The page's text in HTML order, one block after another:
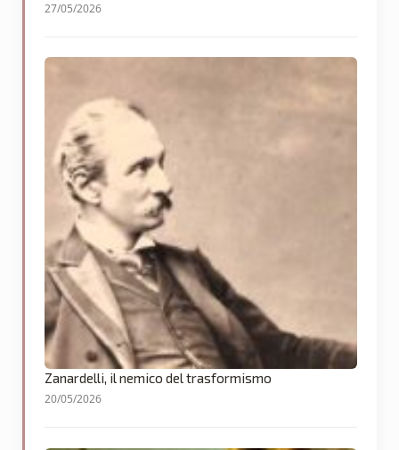
27/05/2026
Zanardelli, il nemico del trasformismo
20/05/2026